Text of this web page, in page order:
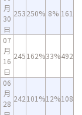
月
30
日
253250% 8% 161
07
月
16
日
245162%33%492
06
月
28
242101%12%108